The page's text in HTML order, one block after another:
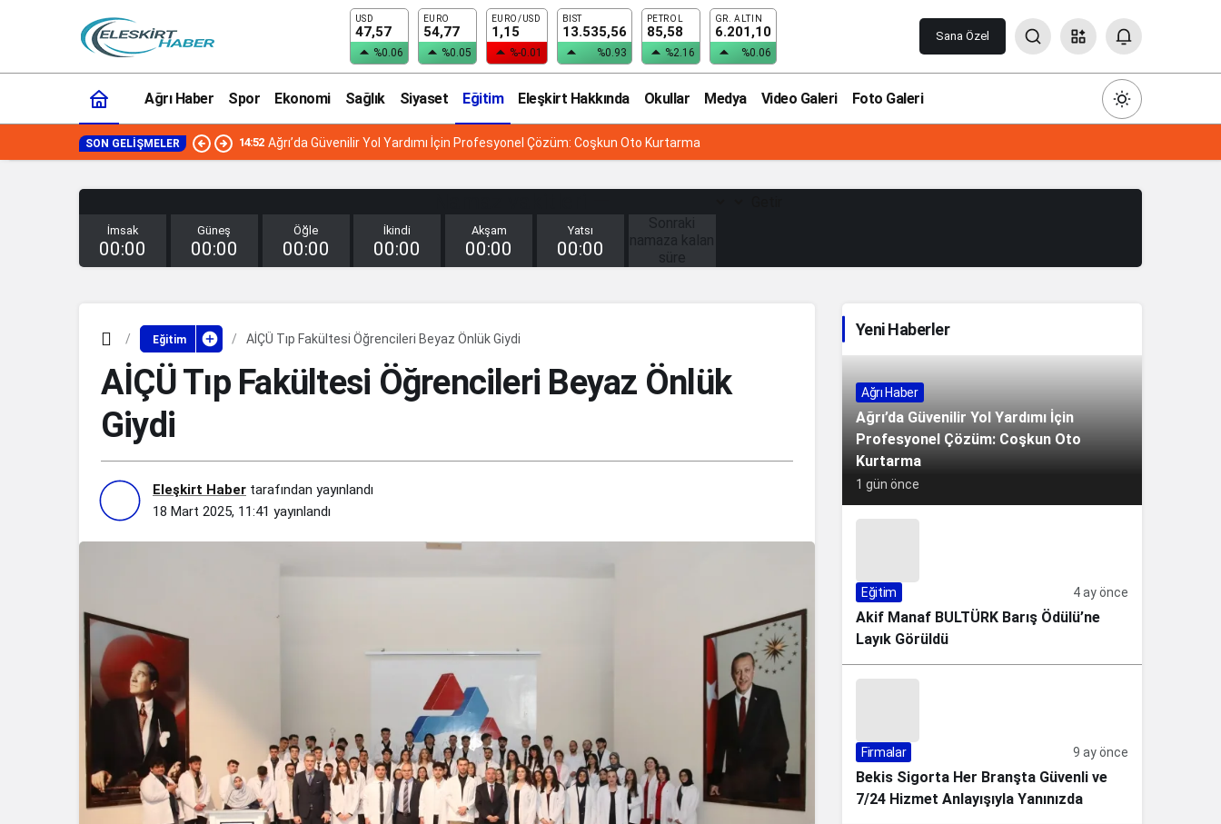
USD
47,57
%0.06
EURO
54,77
%0.05
EURO/USD
1,15
%-0.01
BIST
13.535,56
%0.93
PETROL
85,58
%2.16
GR. ALTIN
6.201,10
%0.06
Sana Özel
Ağrı Haber Spor Ekonomi Sağlık Siyaset Eğitim Eleşkirt Hakkında Okullar Medya Video Galeri Foto Galeri
Gece modunu seçin.
Sistem Modu
Sistem modunu seçin.
SON GELIŞMELER 14:52 Ağrı’da Güvenilir Yol Yardımı İçin Profesyonel Çözüm: Coşkun Oto Kurtarma
İmsak
00:00
Güneş
00:00
Öğle
00:00
İkindi
00:00
Akşam
00:00
Yatsı
00:00
Sonraki
namaza kalan
süre
00
SANİYE
Eğitim AİÇÜ Tıp Fakültesi Öğrencileri Beyaz Önlük Giydi
AİÇÜ Tıp Fakültesi Öğrencileri Beyaz Önlük
Giydi
Eleşkirt Haber tarafından yayınlandı
18 Mart 2025, 11:41 yayınlandı
Yeni Haberler
Ağrı Haber
Ağrı’da Güvenilir Yol Yardımı İçin
Profesyonel Çözüm: Coşkun Oto
Kurtarma
1 gün önce
Eğitim 4 ay önce
Akif Manaf BULTÜRK Barış Ödülü’ne
Layık Görüldü
Firmalar 9 ay önce
Bekis Sigorta Her Branşta Güvenli ve
7/24 Hizmet Anlayışıyla Yanınızda